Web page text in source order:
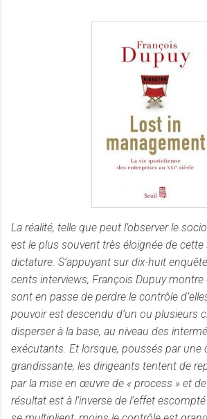
La réalité, telle que peut l’observer le
est le plus souvent très éloignée de
dictature. S’appuyant sur dix-huit
cents interviews, François Dupuy montre
sont en passe de perdre le contrôle
pouvoir est descendu d’un ou plusieurs
disperser à la base, au niveau des
exécutants. Et lorsque, poussés par une
grandissante, les dirigeants tentent de
par la mise en œuvre de « process » et
résultat est à l’inverse de l’effet